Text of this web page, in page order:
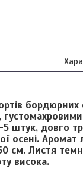
штук, довго
осені.
Листя
висока.